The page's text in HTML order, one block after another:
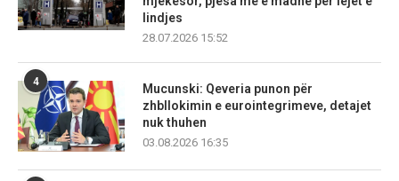
lindjes
28.07.2026 15:52
4
Mucunski: Qeveria punon për
zhbllokimin e eurointegrimeve, detajet
nuk thuhen
03.08.2026 16:35